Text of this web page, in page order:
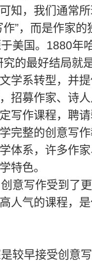
知，我们通常
作”，而是作家的
美国。1880年
究的最好结局就
学系转型，并
招募作家、诗
写作课程，聘
完整的创意写
体系，许多作
特色。
意写作受到了
人气的课程，
较早接受创意